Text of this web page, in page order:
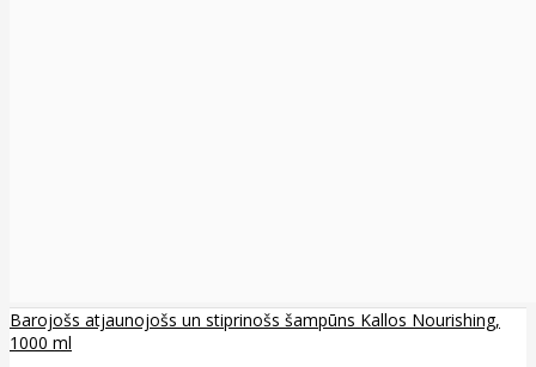
Barojošs atjaunojošs un stiprinošs šampūns Kallos Nourishing,
1000 ml